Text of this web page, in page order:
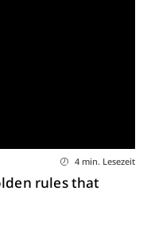
4 min. Lesezeit
rules that